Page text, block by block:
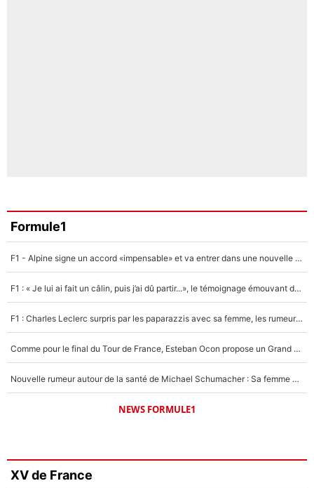
Formule1
F1 - Alpine signe un accord «impensable» et va entrer dans une nouvelle dimension : Grande nouvelle pour Pierre Gasly !
F1 : « Je lui ai fait un câlin, puis j’ai dû partir...», le témoignage émouvant de Max Verstappen sur sa fille
F1 : Charles Leclerc surpris par les paparazzis avec sa femme, les rumeurs étaient vraies !
Comme pour le final du Tour de France, Esteban Ocon propose un Grand Prix de Formule 1 à Paris : «Autour de l’Arc de Triomphe, ce serait génial» !
Nouvelle rumeur autour de la santé de Michael Schumacher : Sa femme Corinna sort du silence
NEWS FORMULE1
XV de France